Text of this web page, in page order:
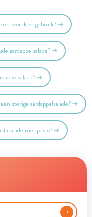
voor ik ze gebruik?
aardappelsalade?
stevige aardappelsalade?
met pesto?